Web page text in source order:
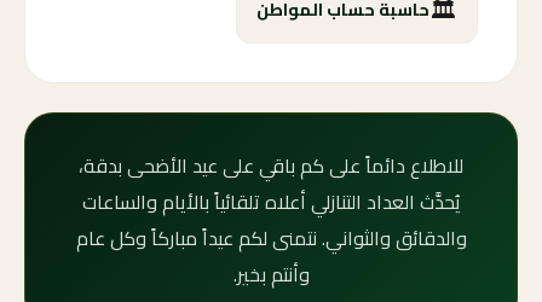
🏛️حاسبة حساب المواطن
للاطلاع دائماً على كم باقي على عيد الأضحى بدقة،
يُحدَّث العداد التنازلي أعلاه تلقائياً بالأيام والساعات
والدقائق والثواني. نتمنى لكم عيداً مباركاً وكل عام
وأنتم بخير.